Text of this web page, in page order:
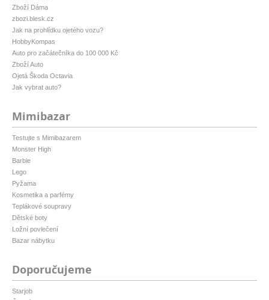
Zboží Dáma
zbozi.blesk.cz
Jak na prohlídku ojetého vozu?
HobbyKompas
Auto pro začátečníka do 100 000 Kč
Zboží Auto
Ojetá Škoda Octavia
Jak vybrat auto?
Mimibazar
Testujte s Mimibazarem
Monster High
Barbie
Lego
Pyžama
Kosmetika a parfémy
Teplákové soupravy
Dětské boty
Ložní povlečení
Bazar nábytku
Doporučujeme
Starjob